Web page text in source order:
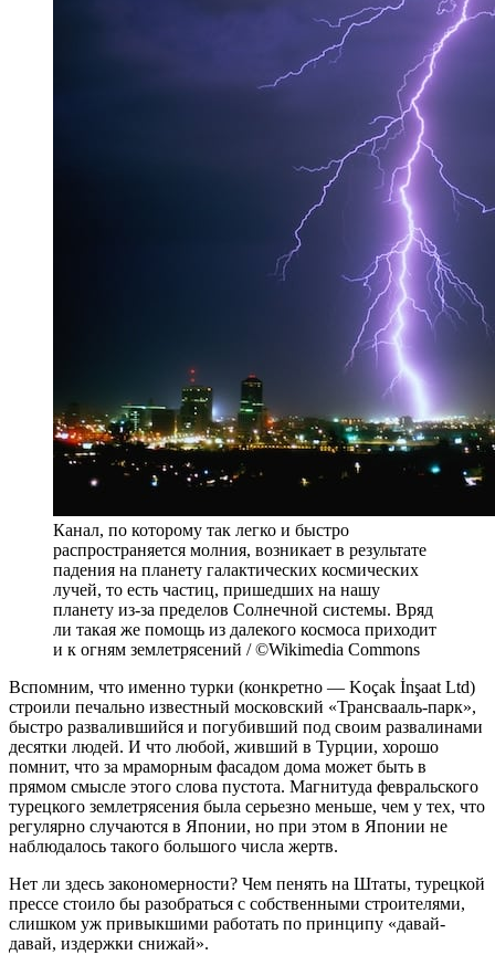
Канал, по которому так легко и быстро
распространяется молния, возникает в результате
падения на планету галактических космических
лучей, то есть частиц, пришедших на нашу
планету из-за пределов Солнечной системы. Вряд
ли такая же помощь из далекого космоса приходит
и к огням землетрясений / ©Wikimedia Commons
Вспомним, что именно турки (конкретно — Koçak İnşaat Ltd)
строили печально известный московский «Трансвааль-парк»,
быстро развалившийся и погубивший под своим развалинами
десятки людей. И что любой, живший в Турции, хорошо
помнит, что за мраморным фасадом дома может быть в
прямом смысле этого слова пустота. Магнитуда февральского
турецкого землетрясения была серьезно меньше, чем у тех, что
регулярно случаются в Японии, но при этом в Японии не
наблюдалось такого большого числа жертв.
Нет ли здесь закономерности? Чем пенять на Штаты, турецкой
прессе стоило бы разобраться с собственными строителями,
слишком уж привыкшими работать по принципу «давай-
давай, издержки снижай».